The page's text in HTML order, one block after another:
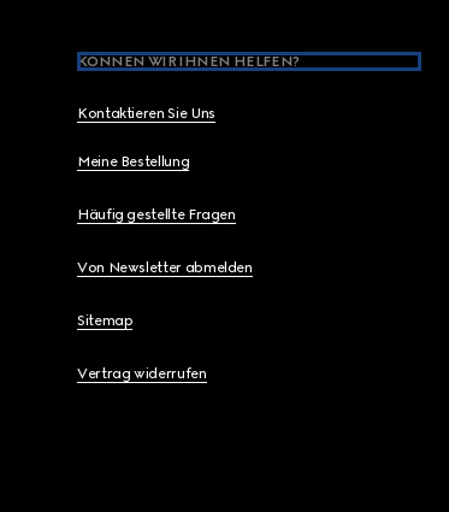
KÖNNEN WIR IHNEN HELFEN?
Kontaktieren Sie Uns
Meine Bestellung
Häufig gestellte Fragen
Von Newsletter abmelden
Sitemap
Vertrag widerrufen